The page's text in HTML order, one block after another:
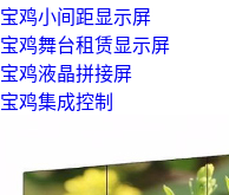
宝鸡小间距显示屏
宝鸡舞台租赁显示屏
宝鸡液晶拼接屏
宝鸡集成控制